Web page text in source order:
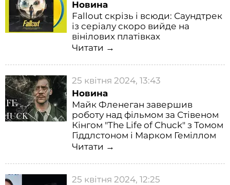
Новина
Fallout скрізь і всюди: Саундтрек
із серіалу скоро вийде на
вінілових платівках
Читати →
25 квітня 2024, 13:43
Новина
Майк Фленеган завершив
роботу над фільмом за Стівеном
Кінгом "The Life of Chuck" з Томом
Гіддлстоном і Марком Геміллом
Читати →
25 квітня 2024, 12:25